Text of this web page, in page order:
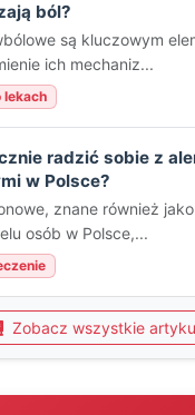
ból?
są kluczowym
ich mechaniz...
lekach
radzić sobie z
w Polsce?
znane również
osób w Polsce,...
Zobacz wszystkie